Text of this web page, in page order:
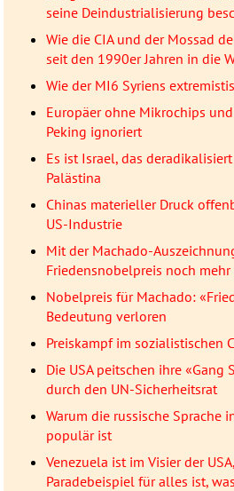
seine Deindustrialisierung
Wie die CIA und der Mossad
seit den 1990er Jahren in die
Wie der MI6 Syriens
Europäer ohne Mikrochips
Peking ignoriert
Es ist Israel, das
Palästina
Chinas materieller Druck
US-Industrie
Mit der Machado-
Friedensnobelpreis noch mehr
Nobelpreis für Machado:
Bedeutung verloren
Preiskampf im sozialistischen
Die USA peitschen ihre «Gang
durch den UN-Sicherheitsrat
Warum die russische Sprache
populär ist
Venezuela ist im Visier der
Paradebeispiel für alles ist,